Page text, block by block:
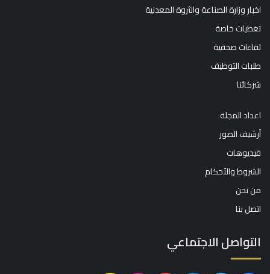
اخبار وزارة الصناعة والثروة المعدنية
تغطيات خاصة
لقاءات صحفية
طلبات التوظيف
شركائنا
اعداد المجلة
أرشيف الصور
فيديوهات
الشروط والأحكام
من نحن
اتصل بنا
التواصل الاجتماعي